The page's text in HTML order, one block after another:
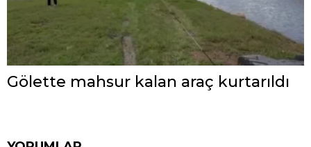
Gölette mahsur kalan araç kurtarıldı